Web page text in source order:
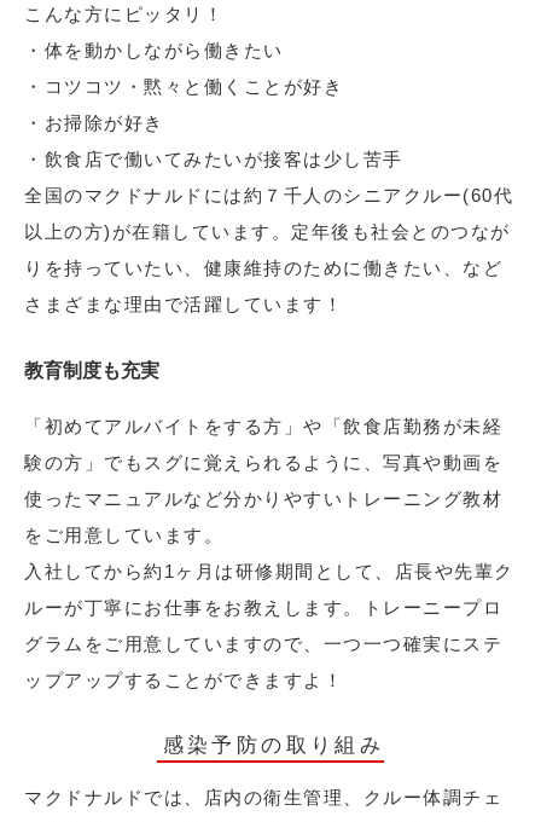
こんな方にピッタリ！
・体を動かしながら働きたい
・コツコツ・黙々と働くことが好き
・お掃除が好き
・飲食店で働いてみたいが接客は少し苦手
全国のマクドナルドには約７千人のシニアクルー(60代
以上の方)が在籍しています。定年後も社会とのつなが
りを持っていたい、健康維持のために働きたい、など
さまざまな理由で活躍しています！
教育制度も充実
「初めてアルバイトをする方」や「飲食店勤務が未経
験の方」でもスグに覚えられるように、写真や動画を
使ったマニュアルなど分かりやすいトレーニング教材
をご用意しています。
入社してから約1ヶ月は研修期間として、店長や先輩ク
ルーが丁寧にお仕事をお教えします。トレーニープロ
グラムをご用意していますので、一つ一つ確実にステ
ップアップすることができますよ！
感染予防の取り組み
マクドナルドでは、店内の衛生管理、クルー体調チェ